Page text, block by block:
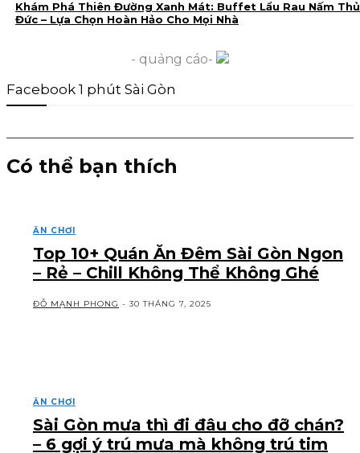
Khám Phá Thiên Đường Xanh Mát: Buffet Lẩu Rau Nấm Thủ
Đức – Lựa Chọn Hoàn Hảo Cho Mọi Nhà
- quảng cáo-
Facebook 1 phút Sài Gòn
Có thể bạn thích
ĂN CHƠI
Top 10+ Quán Ăn Đêm Sài Gòn Ngon
– Rẻ – Chill Không Thể Không Ghé
ĐỖ MẠNH PHONG - 30 THÁNG 7, 2025
ĂN CHƠI
Sài Gòn mưa thì đi đâu cho đỡ chán?
– 6 gợi ý trú mưa mà không trú tim